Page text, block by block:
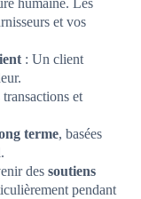
humaine. Les
et vos
: Un client
et
terme, basées
des soutiens
pendant